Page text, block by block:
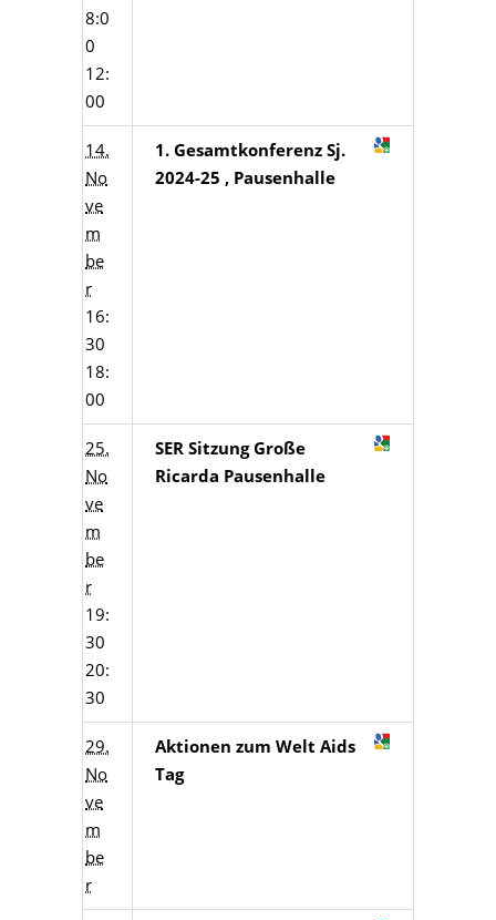
8:0
0
12:
00
14.
No
ve
m
be
r
16:
30
18:
00
1. Gesamtkonferenz Sj.
2024-25 , Pausenhalle
25.
No
ve
m
be
r
19:
30
20:
30
SER Sitzung Große
Ricarda Pausenhalle
29.
No
ve
m
be
r
Aktionen zum Welt Aids
Tag